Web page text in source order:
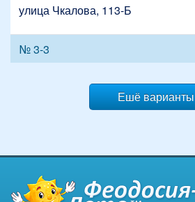
улица Чкалова, 113-Б
№ 3-3
Ешё варианты